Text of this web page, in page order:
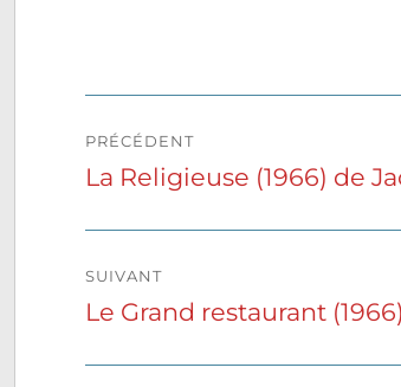
de
PRÉCÉDENT
Publication
La Religieuse (1966) de
SUIVANT
Publication
Le Grand restaurant